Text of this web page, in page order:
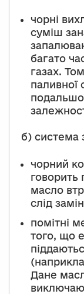
чорні
суміш
багато
газах.
паливної
б) система
чорний
говорить
масло
слід
помітні
того, що
Дане